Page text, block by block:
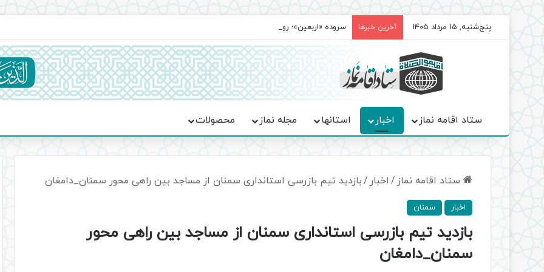
پنج‌شنبه, 15 مرداد 1405 آخرین خبرها سروده‌ «اربعین»؛ روایت حماسه، استقامت و تمدن‌سازی امت اسلامی
ستاد اقامه نماز اخبار استانها مجله نماز محصولات
ستاد اقامه نماز / اخبار /بازدید تیم بازرسی استانداری سمنان از مساجد بین راهی محور سمنان_دامغان
اخبار سمنان
بازدید تیم بازرسی استانداری سمنان از مساجد بین راهی محور
سمنان_دامغان